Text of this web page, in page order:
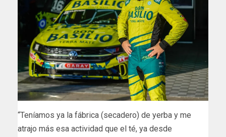
“Teníamos ya la fábrica (secadero) de yerba y me
atrajo más esa actividad que el té, ya desde